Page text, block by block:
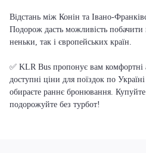
Відстань між Конін та Івано-
Подорож дасть можливість
неньки, так і європейських країн.
✅ KLR Bus пропонує вам комфортні
доступні ціни для поїздок по
обираєте раннє бронювання.
подорожуйте без турбот!